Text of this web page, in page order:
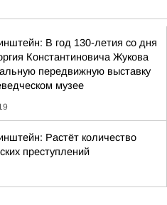
В год 130-летия со дня
Константиновича Жукова
передвижную выставку
музее
Растёт количество
преступлений